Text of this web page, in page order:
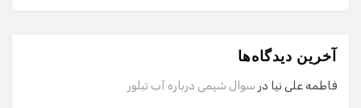
آخرین دیدگاه‌ها
فاطمه علی نیا در سوال شیمی درباره آب تبلور
سلام! برای شروع گفت‌وگو لطفاً شماره تماس یا ایمیل خود را
وارد کنید.